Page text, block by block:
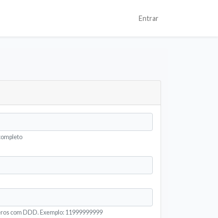
Entrar
com DDD. Exemplo: 11999999999